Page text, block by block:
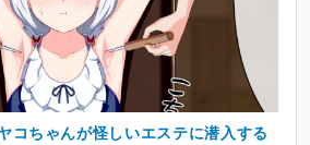
コちゃんが怪しいエステに潜入する